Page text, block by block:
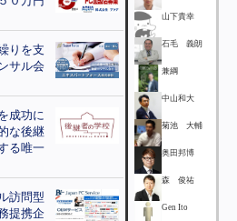
りを支
サル会
成功に
な後継
る唯一
訪問型
提携企
山下貴幸
石毛 義朗
兼綱
中山和大
菊池 大輔
奥田邦博
森 俊祐
Gen Ito